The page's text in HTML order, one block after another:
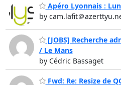
Apéro Lyonnais :
by cam.lafit＠
[JOBS] Recherche
/ Le Mans
by Cédric Bassaget
Fwd: Re: Resize de